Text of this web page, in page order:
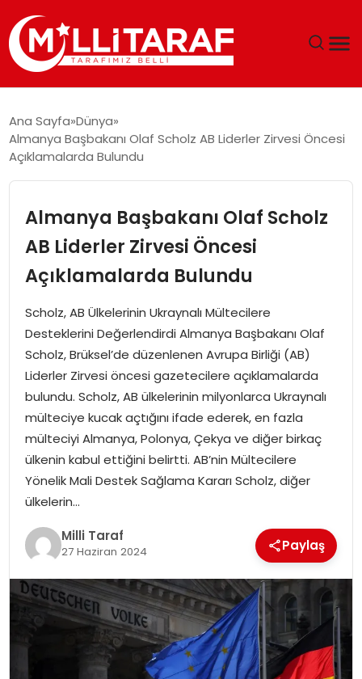
ÖZEL SAYFALAR
SPOR
SIYASET
MAGAZIN
Ana Sayfa Dünya
Almanya Başbakanı Olaf Scholz AB Liderler Zirvesi Öncesi
Açıklamalarda Bulundu
Almanya Başbakanı Olaf Scholz
AB Liderler Zirvesi Öncesi
Açıklamalarda Bulundu
Scholz, AB Ülkelerinin Ukraynalı Mültecilere
Desteklerini Değerlendirdi Almanya Başbakanı Olaf
Scholz, Brüksel’de düzenlenen Avrupa Birliği (AB)
Liderler Zirvesi öncesi gazetecilere açıklamalarda
bulundu. Scholz, AB ülkelerinin milyonlarca Ukraynalı
mülteciye kucak açtığını ifade ederek, en fazla
mülteciyi Almanya, Polonya, Çekya ve diğer birkaç
ülkenin kabul ettiğini belirtti. AB’nin Mültecilere
Yönelik Mali Destek Sağlama Kararı Scholz, diğer
ülkelerin…
Milli Taraf
27 Haziran 2024 Paylaş